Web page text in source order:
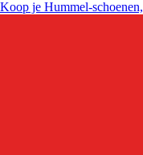
Koop je Hummel-schoenen,